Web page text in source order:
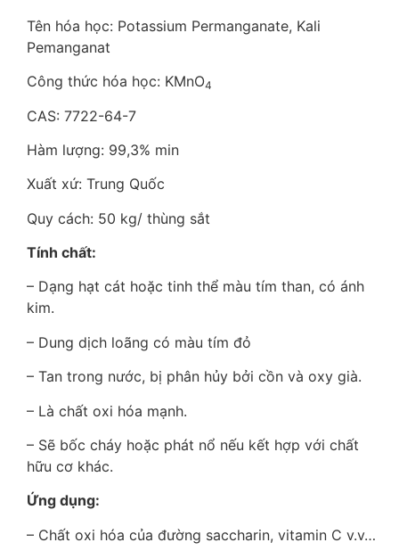
Tên hóa học: Potassium Permanganate, Kali
Pemanganat
Công thức hóa học: KMnO4
CAS: 7722-64-7
Hàm lượng: 99,3% min
Xuất xứ: Trung Quốc
Quy cách: 50 kg/ thùng sắt
Tính chất:
– Dạng hạt cát hoặc tinh thể màu tím than, có ánh
kim.
– Dung dịch loãng có màu tím đỏ
– Tan trong nước, bị phân hủy bởi cồn và oxy già.
– Là chất oxi hóa mạnh.
– Sẽ bốc cháy hoặc phát nổ nếu kết hợp với chất
hữu cơ khác.
Ứng dụng:
– Chất oxi hóa của đường saccharin, vitamin C v.v…